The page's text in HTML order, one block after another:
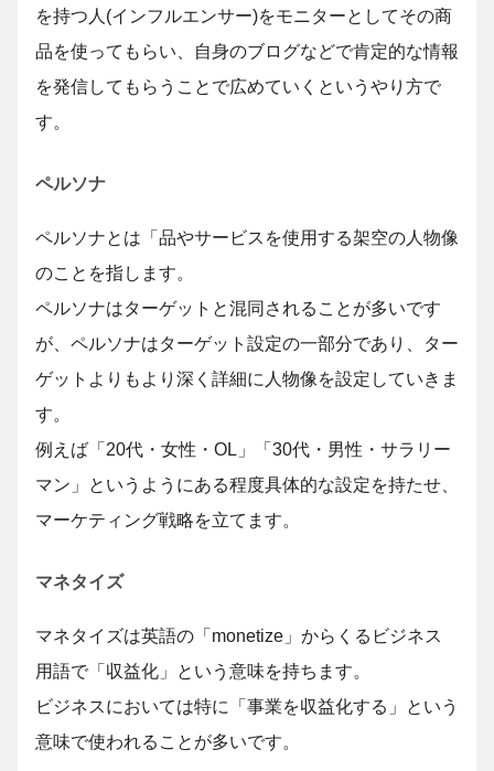
を持つ人(インフルエンサー)をモニターとしてその商
品を使ってもらい、自身のブログなどで肯定的な情報
を発信してもらうことで広めていくというやり方で
す。
ペルソナ
ペルソナとは「品やサービスを使用する架空の人物像
のことを指します。
ペルソナはターゲットと混同されることが多いです
が、ペルソナはターゲット設定の一部分であり、ター
ゲットよりもより深く詳細に人物像を設定していきま
す。
例えば「20代・女性・OL」「30代・男性・サラリー
マン」というようにある程度具体的な設定を持たせ、
マーケティング戦略を立てます。
マネタイズ
マネタイズは英語の「monetize」からくるビジネス
用語で「収益化」という意味を持ちます。
ビジネスにおいては特に「事業を収益化する」という
意味で使われることが多いです。